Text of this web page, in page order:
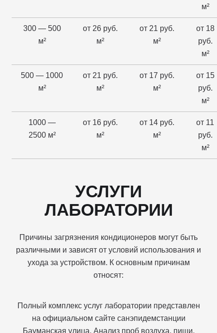
м²
300 — 500
м²
от 26 руб.
м²
от 21 руб.
м²
от 18
руб.
м²
500 — 1000
м²
от 21 руб.
м²
от 17 руб.
м²
от 15
руб.
м²
1000 —
2500 м²
от 16 руб.
м²
от 14 руб.
м²
от 11
руб.
м²
УСЛУГИ
ЛАБОРАТОРИИ
Причины загрязнения кондиционеров могут быть
различными и зависят от условий использования и
ухода за устройством. К основным причинам
относят:
Полный комплекс услуг лаборатории представлен
на официальном сайте санэпидемстанции
Бауманская улица. Анализ проб воздуха, пищи,